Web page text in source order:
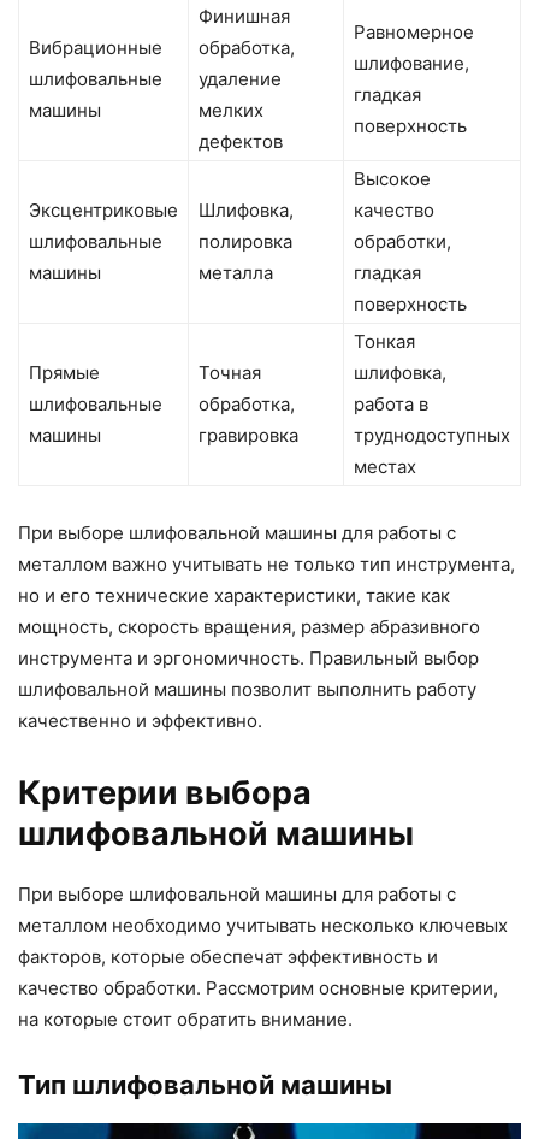
Вибрационные
шлифовальные
машины
Финишная
обработка,
удаление
мелких
дефектов
Равномерное
шлифование,
гладкая
поверхность
Эксцентриковые
шлифовальные
машины
Шлифовка,
полировка
металла
Высокое
качество
обработки,
гладкая
поверхность
Прямые
шлифовальные
машины
Точная
обработка,
гравировка
Тонкая
шлифовка,
работа в
труднодоступных
местах
При выборе шлифовальной машины для работы с
металлом важно учитывать не только тип инструмента,
но и его технические характеристики, такие как
мощность, скорость вращения, размер абразивного
инструмента и эргономичность. Правильный выбор
шлифовальной машины позволит выполнить работу
качественно и эффективно.
Критерии выбора
шлифовальной машины
При выборе шлифовальной машины для работы с
металлом необходимо учитывать несколько ключевых
факторов, которые обеспечат эффективность и
качество обработки. Рассмотрим основные критерии,
на которые стоит обратить внимание.
Тип шлифовальной машины